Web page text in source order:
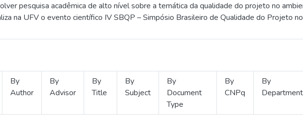
pesquisa acadêmica de alto nível sobre a temática da qualidade do projeto no
na UFV o evento científico IV SBQP – Simpósio Brasileiro de Qualidade do Projeto
By
Author
By
Advisor
By
Title
By
Subject
By
Document
Type
By
CNPq
By
Department